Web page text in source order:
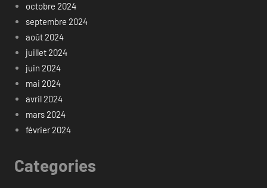
octobre 2024
septembre 2024
août 2024
juillet 2024
juin 2024
mai 2024
avril 2024
mars 2024
février 2024
Categories